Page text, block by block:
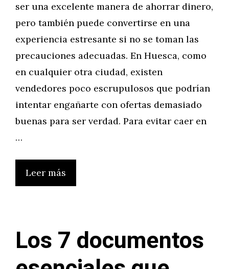
ser una excelente manera de ahorrar dinero,
pero también puede convertirse en una
experiencia estresante si no se toman las
precauciones adecuadas. En Huesca, como
en cualquier otra ciudad, existen
vendedores poco escrupulosos que podrían
intentar engañarte con ofertas demasiado
buenas para ser verdad. Para evitar caer en
…
Leer más
Los 7 documentos